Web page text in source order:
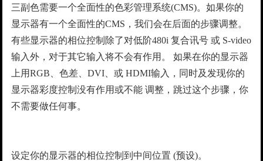
三副色需要一个全面性的色彩管理系统(CMS)。如果你的
显示器有一个全面性的CMS，我们会在后面的步骤调整。
有些显示器的相位控制除了对低阶480i 复合讯号 或 S-video
输入外，对于其它输入将不会有作用。 如果在你的显示器
上用RGB、色差、DVI、或 HDMI输入，同时及发现你的
显示器彩度控制没有作用或不能 调整，跳过这个步骤，你
不需要做任何事。
设定你的显示器的相位控制到中间位置 (预设)。